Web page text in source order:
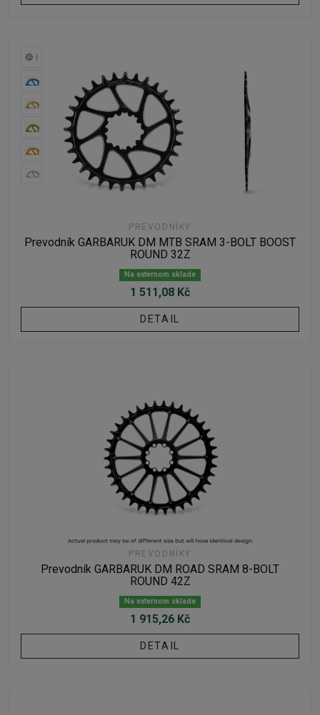
PREVODNÍKY
Prevodník GARBARUK DM MTB SRAM 3-BOLT BOOST
ROUND 32Z
Na externom sklade
1 511,08 Kč
DETAIL
PREVODNÍKY
Prevodník GARBARUK DM ROAD SRAM 8-BOLT
ROUND 42Z
Na externom sklade
1 915,26 Kč
DETAIL